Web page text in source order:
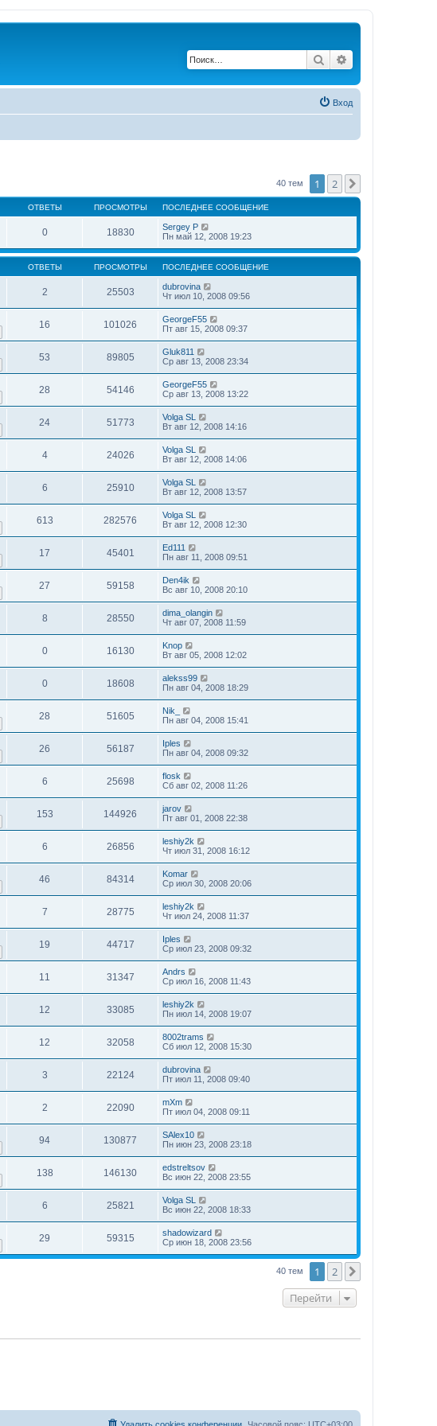
Поиск
Вход
40 тем 1 2
ОТВЕТЫ ПРОСМОТРЫ ПОСЛЕДНЕЕ СООБЩЕНИЕ
0 18830
Sergey P
Пн май 12, 2008 19:23
ОТВЕТЫ ПРОСМОТРЫ ПОСЛЕДНЕЕ СООБЩЕНИЕ
2 25503
dubrovina
Чт июл 10, 2008 09:56
16 101026
GeorgeF55
Пт авг 15, 2008 09:37
53 89805
Gluk811
Ср авг 13, 2008 23:34
28 54146
GeorgeF55
Ср авг 13, 2008 13:22
24 51773
Volga SL
Вт авг 12, 2008 14:16
4 24026
Volga SL
Вт авг 12, 2008 14:06
6 25910
Volga SL
Вт авг 12, 2008 13:57
613 282576
Volga SL
Вт авг 12, 2008 12:30
17 45401
Ed111
Пн авг 11, 2008 09:51
27 59158
Den4ik
Вс авг 10, 2008 20:10
8 28550
dima_olangin
Чт авг 07, 2008 11:59
0 16130
Knop
Вт авг 05, 2008 12:02
0 18608
alekss99
Пн авг 04, 2008 18:29
28 51605
Nik_
Пн авг 04, 2008 15:41
26 56187
Iples
Пн авг 04, 2008 09:32
6 25698
flosk
Сб авг 02, 2008 11:26
153 144926
jarov
Пт авг 01, 2008 22:38
6 26856
leshiy2k
Чт июл 31, 2008 16:12
46 84314
Komar
Ср июл 30, 2008 20:06
7 28775
leshiy2k
Чт июл 24, 2008 11:37
19 44717
Iples
Ср июл 23, 2008 09:32
11 31347
Andrs
Ср июл 16, 2008 11:43
12 33085
leshiy2k
Пн июл 14, 2008 19:07
12 32058
8002trams
Сб июл 12, 2008 15:30
3 22124
dubrovina
Пт июл 11, 2008 09:40
2 22090
mXm
Пт июл 04, 2008 09:11
94 130877
SAlex10
Пн июн 23, 2008 23:18
138 146130
edstreltsov
Вс июн 22, 2008 23:55
6 25821
Volga SL
Вс июн 22, 2008 18:33
29 59315
shadowizard
Ср июн 18, 2008 23:56
40 тем 1 2
Перейти